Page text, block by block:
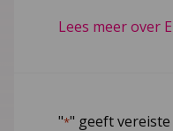
Lees meer over
"*" geeft vereiste